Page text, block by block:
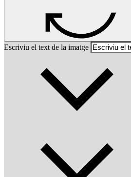
Escriviu el text de la imatge